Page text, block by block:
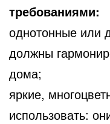
требованиями:
однотонные или
должны
дома;
яркие,
использовать: